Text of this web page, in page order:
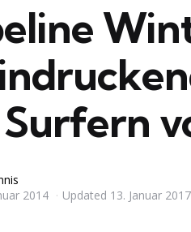
2014
Updated 13. Januar 2017